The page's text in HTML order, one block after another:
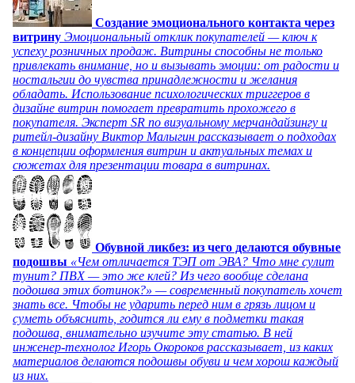
Создание эмоционального контакта через
витрину Эмоциональный отклик покупателей — ключ к
успеху розничных продаж. Витрины способны не только
привлекать внимание, но и вызывать эмоции: от радости и
ностальгии до чувства принадлежности и желания
обладать. Использование психологических триггеров в
дизайне витрин помогает превратить прохожего в
покупателя. Эксперт SR по визуальному мерчандайзингу и
ритейл-дизайну Виктор Малыгин рассказывает о подходах
в концепции оформления витрин и актуальных темах и
сюжетах для презентации товара в витринах.
Обувной ликбез: из чего делаются обувные
подошвы «Чем отличается ТЭП от ЭВА? Что мне сулит
тунит? ПВХ — это же клей? Из чего вообще сделана
подошва этих ботинок?» — современный покупатель хочет
знать все. Чтобы не ударить перед ним в грязь лицом и
суметь объяснить, годится ли ему в подметки такая
подошва, внимательно изучите эту статью. В ней
инженер-технолог Игорь Окороков рассказывает, из каких
материалов делаются подошвы обуви и чем хорош каждый
из них.